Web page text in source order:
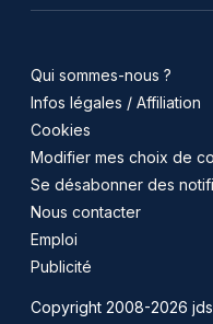
Qui sommes-nous ?
Infos légales / Affiliation
Cookies
Modifier mes choix de
Se désabonner des
Nous contacter
Emploi
Publicité
Copyright 2008-2026